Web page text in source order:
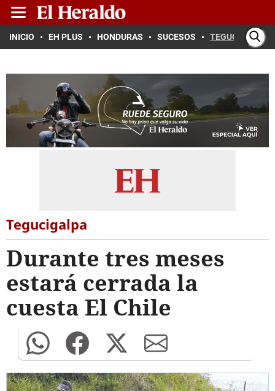
INICIO EH PLUS HONDURAS SUCESOS TEGUCIGALPA
Tegucigalpa
Durante tres meses
estará cerrada la
cuesta El Chile